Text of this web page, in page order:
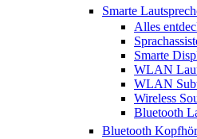
Smarte
Alles
Smarte
WLAN
WLAN
Wireless
Bluetooth
Bluetooth